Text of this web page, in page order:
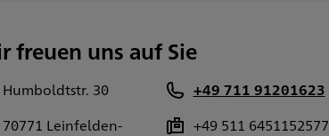
freuen uns auf Sie
Humboldtstr. 30
70771 Leinfelden-
+49 711 91201623
+49 511 6451152577